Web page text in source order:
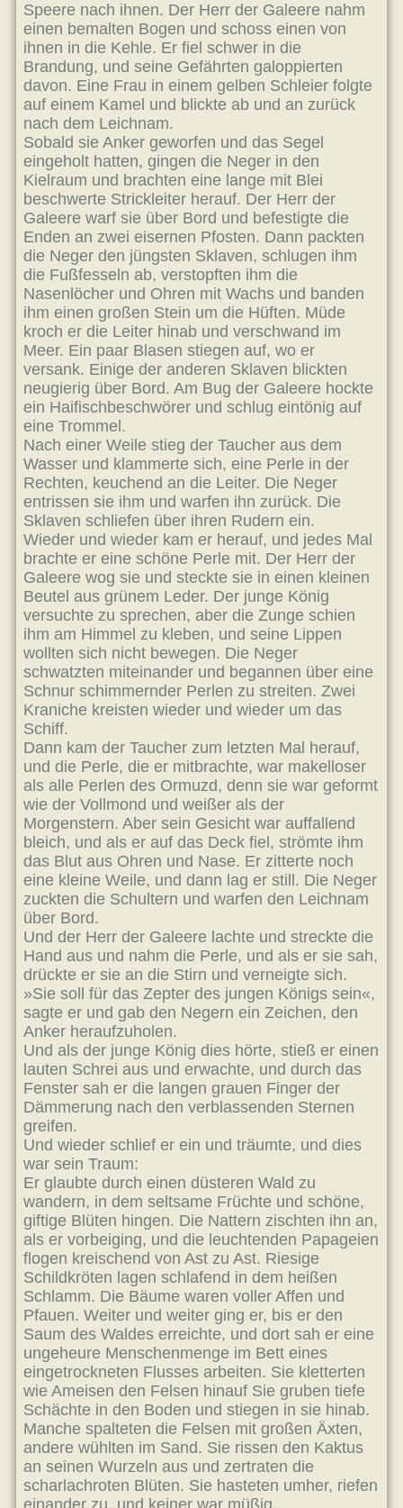
Speere nach ihnen. Der Herr der Galeere nahm
einen bemalten Bogen und schoss einen von
ihnen in die Kehle. Er fiel schwer in die
Brandung, und seine Gefährten galoppierten
davon. Eine Frau in einem gelben Schleier folgte
auf einem Kamel und blickte ab und an zurück
nach dem Leichnam.
Sobald sie Anker geworfen und das Segel
eingeholt hatten, gingen die Neger in den
Kielraum und brachten eine lange mit Blei
beschwerte Strickleiter herauf. Der Herr der
Galeere warf sie über Bord und befestigte die
Enden an zwei eisernen Pfosten. Dann packten
die Neger den jüngsten Sklaven, schlugen ihm
die Fußfesseln ab, verstopften ihm die
Nasenlöcher und Ohren mit Wachs und banden
ihm einen großen Stein um die Hüften. Müde
kroch er die Leiter hinab und verschwand im
Meer. Ein paar Blasen stiegen auf, wo er
versank. Einige der anderen Sklaven blickten
neugierig über Bord. Am Bug der Galeere hockte
ein Haifischbeschwörer und schlug eintönig auf
eine Trommel.
Nach einer Weile stieg der Taucher aus dem
Wasser und klammerte sich, eine Perle in der
Rechten, keuchend an die Leiter. Die Neger
entrissen sie ihm und warfen ihn zurück. Die
Sklaven schliefen über ihren Rudern ein.
Wieder und wieder kam er herauf, und jedes Mal
brachte er eine schöne Perle mit. Der Herr der
Galeere wog sie und steckte sie in einen kleinen
Beutel aus grünem Leder. Der junge König
versuchte zu sprechen, aber die Zunge schien
ihm am Himmel zu kleben, und seine Lippen
wollten sich nicht bewegen. Die Neger
schwatzten miteinander und begannen über eine
Schnur schimmernder Perlen zu streiten. Zwei
Kraniche kreisten wieder und wieder um das
Schiff.
Dann kam der Taucher zum letzten Mal herauf,
und die Perle, die er mitbrachte, war makelloser
als alle Perlen des Ormuzd, denn sie war geformt
wie der Vollmond und weißer als der
Morgenstern. Aber sein Gesicht war auffallend
bleich, und als er auf das Deck fiel, strömte ihm
das Blut aus Ohren und Nase. Er zitterte noch
eine kleine Weile, und dann lag er still. Die Neger
zuckten die Schultern und warfen den Leichnam
über Bord.
Und der Herr der Galeere lachte und streckte die
Hand aus und nahm die Perle, und als er sie sah,
drückte er sie an die Stirn und verneigte sich.
»Sie soll für das Zepter des jungen Königs sein«,
sagte er und gab den Negern ein Zeichen, den
Anker heraufzuholen.
Und als der junge König dies hörte, stieß er einen
lauten Schrei aus und erwachte, und durch das
Fenster sah er die langen grauen Finger der
Dämmerung nach den verblassenden Sternen
greifen.
Und wieder schlief er ein und träumte, und dies
war sein Traum:
Er glaubte durch einen düsteren Wald zu
wandern, in dem seltsame Früchte und schöne,
giftige Blüten hingen. Die Nattern zischten ihn an,
als er vorbeiging, und die leuchtenden Papageien
flogen kreischend von Ast zu Ast. Riesige
Schildkröten lagen schlafend in dem heißen
Schlamm. Die Bäume waren voller Affen und
Pfauen. Weiter und weiter ging er, bis er den
Saum des Waldes erreichte, und dort sah er eine
ungeheure Menschenmenge im Bett eines
eingetrockneten Flusses arbeiten. Sie kletterten
wie Ameisen den Felsen hinauf Sie gruben tiefe
Schächte in den Boden und stiegen in sie hinab.
Manche spalteten die Felsen mit großen Äxten,
andere wühlten im Sand. Sie rissen den Kaktus
an seinen Wurzeln aus und zertraten die
scharlachroten Blüten. Sie hasteten umher, riefen
einander zu, und keiner war müßig.